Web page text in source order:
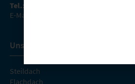
Tel.: 0234 – 49 22 77
E-Mail:
Unsere Leistungen
Steildach
Flachdach